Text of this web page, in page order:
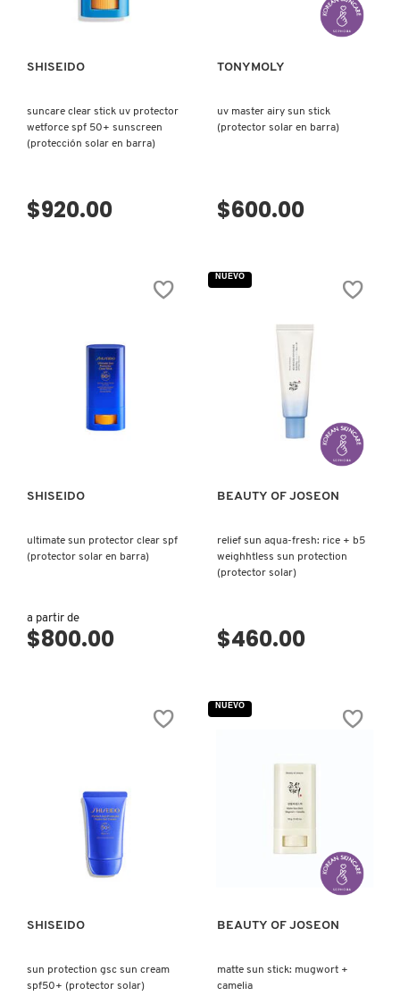
GUERLAIN
HUDA BEAUTY
HUGO BOSS
IT COSMETICS
KAYALI
KYLIE COSMETICS
KYLIE JENNER FRAGRANCES
SHISEIDO
suncare clear stick uv protector
wetforce spf 50+ sunscreen
(protección solar en barra)
$920.00
TONYMOLY
uv master airy sun stick
(protector solar en barra)
$600.00
VISTA RÁPIDA
SHISEIDO
ultimate sun protector clear spf
(protector solar en barra)
a partir de
$800.00
VISTA RÁPIDA
BEAUTY OF JOSEON
relief sun aqua-fresh: rice + b5
weighhtless sun protection
(protector solar)
$460.00
NUEVO
VISTA RÁPIDA
SHISEIDO
sun protection gsc sun cream
spf50+ (protector solar)
VISTA RÁPIDA
BEAUTY OF JOSEON
matte sun stick: mugwort +
camelia
NUEVO